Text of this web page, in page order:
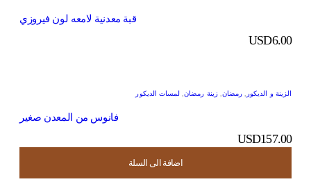
اضافة الى السلة
اضافة الى السلة
اضافة الى السلة
قبة معدنية لامعه لون فيروزي
USD6.00
اضافة الى السلة
الزينة و الديكور , رمضان,زينة رمضان, لمسات الديكور
فانوس من المعدن صغير
USD157.00